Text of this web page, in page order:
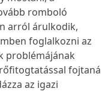
romboló
arról árulkodik,
foglalkozni az
problémájának
fojtaná
az igazi